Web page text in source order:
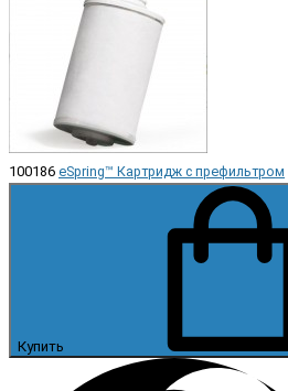
100186 eSpring™ Картридж с префильтром
Купить